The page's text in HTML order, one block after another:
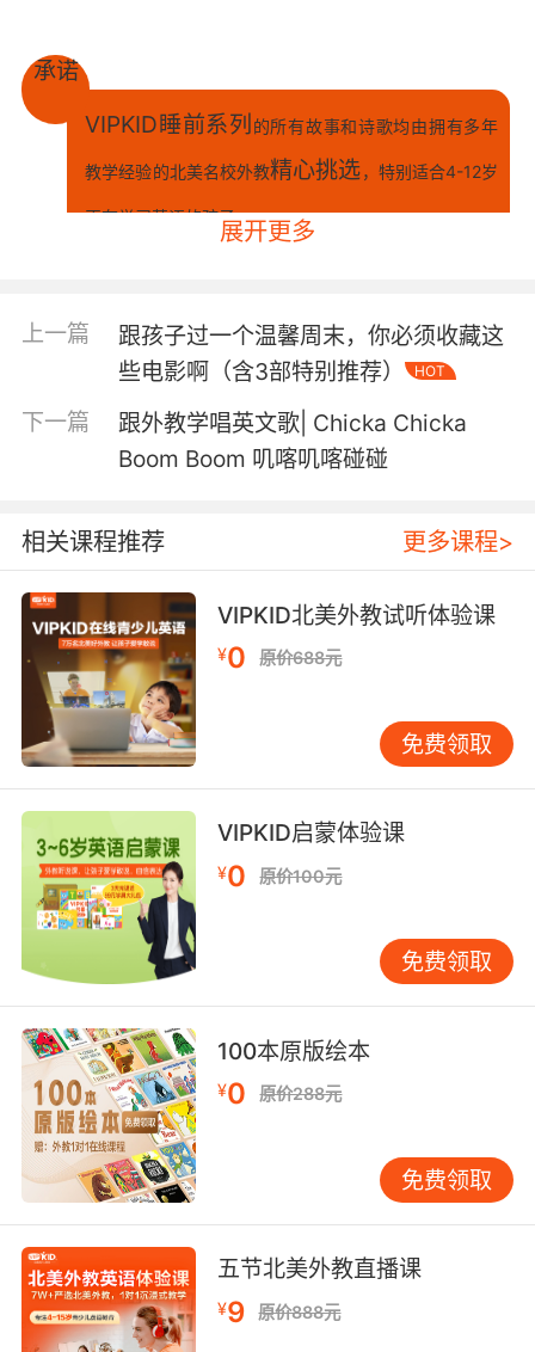
承诺
VIPKID睡前系列 的所有故事和诗歌均由拥有多年
教学经验的北美名校外教精心挑选，特别适合4-12岁
正在学习英语的孩子。
音标准。
《 Chika Chika Boom Boom 叽喀叽喀碰碰》
在这里，字母们像调皮的孩子一样比赛爬椰子树。刚开始只有
A和B，接下来CDE也来了，不，还有FG……天呐，26个字母
都来了！椰子树能承受住它们的重量吗？快到故事中来看看~
先来认识一下今天讲故事的北美外教 Rachel FLZ老师
Rachel FLZ老师 来自美国，生于1988年，获得学士学位。她有
着超过7年的教学经验，教授过各个年级和等级的课程，也教授
过ESL课程。Rachel老师希望能够帮助你找到学习英语的快
乐，她会尽己所能为你打造充满趣味的课堂！
Rachel FLZ老师期待在VIPKID的课堂上见到大家，小朋友们快
来订课吧！
一起来唱英文歌吧↓↓↓
展开更多
上一篇
跟孩子过一个温馨周末，你必须收藏这
些电影啊（含3部特别推荐）
HOT
下一篇
跟外教学唱英文歌| Chicka Chicka
Boom Boom 叽喀叽喀碰碰
相关课程推荐 更多课程>
VIPKID北美外教试听体验课
¥0 原价688元
免费领取
VIPKID启蒙体验课
¥0 原价100元
免费领取
100本原版绘本
¥0 原价288元
免费领取
五节北美外教直播课
¥9 原价888元